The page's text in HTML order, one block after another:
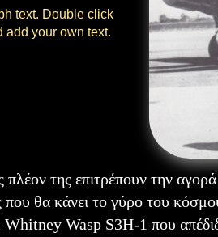
πλέον της επιτρέπουν την
θα κάνει το γύρο του
Wasp S3H-1 που
text. Double click
add your own text.